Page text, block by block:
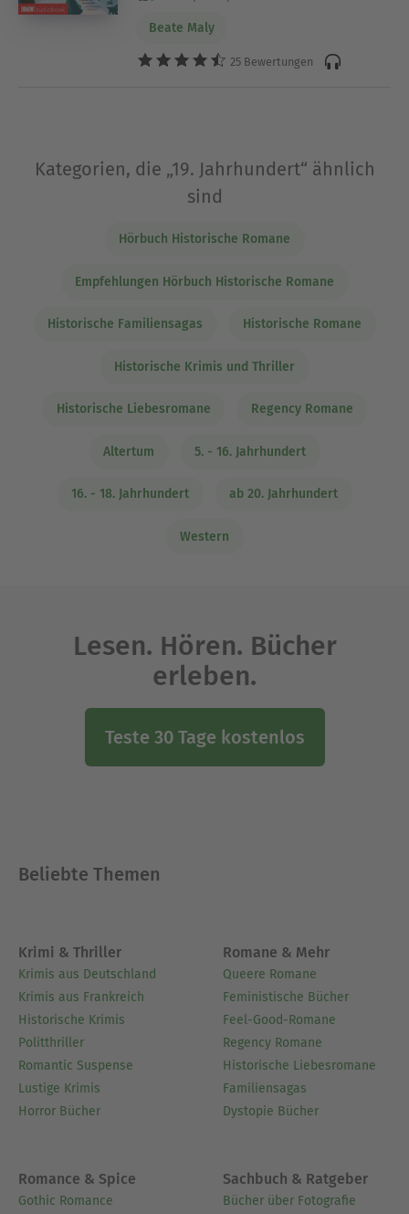
Beate Maly
25 Bewertungen
Kategorien, die „19. Jahrhundert“ ähnlich
sind
Hörbuch Historische Romane
Empfehlungen Hörbuch Historische Romane
Historische Familiensagas Historische Romane
Historische Krimis und Thriller
Historische Liebesromane Regency Romane
Altertum 5. - 16. Jahrhundert
16. - 18. Jahrhundert ab 20. Jahrhundert
Western
Lesen. Hören. Bücher
erleben.
Teste 30 Tage kostenlos
Beliebte Themen
Krimi & Thriller
Krimis aus Deutschland
Krimis aus Frankreich
Historische Krimis
Politthriller
Romantic Suspense
Lustige Krimis
Horror Bücher
Romane & Mehr
Queere Romane
Feministische Bücher
Feel-Good-Romane
Regency Romane
Historische Liebesromane
Familiensagas
Dystopie Bücher
Romance & Spice
Gothic Romance
Sachbuch & Ratgeber
Bücher über Fotografie